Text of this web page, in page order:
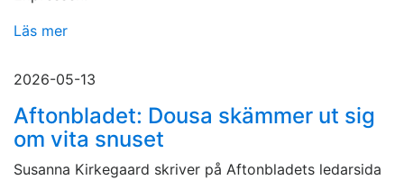
Läs mer
2026-05-13
Aftonbladet: Dousa skämmer ut sig
om vita snuset
Susanna Kirkegaard skriver på Aftonbladets ledarsida